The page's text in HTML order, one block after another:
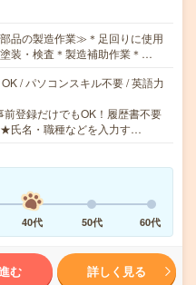
品の製造作業≫＊足回りに使用
装・検査＊製造補助作業＊…
/ パソコンスキル不要 / 英語力
登録だけでもOK！履歴書不要
氏名・職種などを入力す…
40代 50代 60代
む 詳しく見る